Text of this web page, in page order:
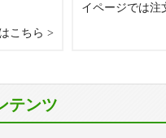
こちら
イページでは注
テンツ